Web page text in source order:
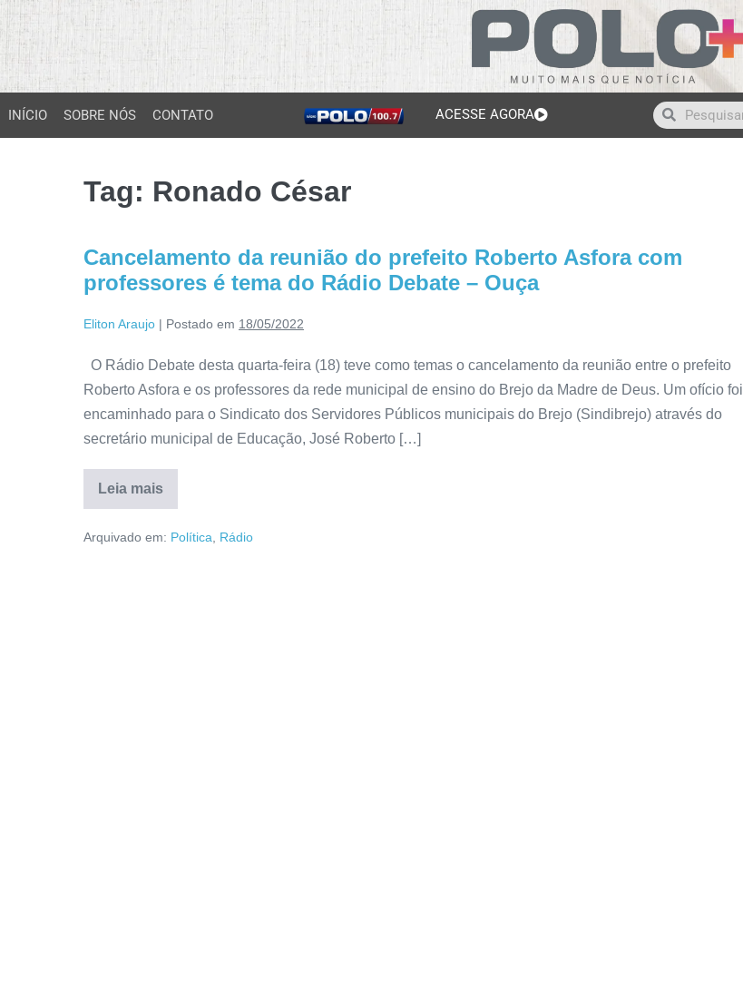
INÍCIO SOBRE NÓS CONTATO ACESSE AGORA
Tag: Ronado César
Cancelamento da reunião do prefeito Roberto Asfora com
professores é tema do Rádio Debate – Ouça
Eliton Araujo | Postado em 18/05/2022
O Rádio Debate desta quarta-feira (18) teve como temas o cancelamento da reunião entre o prefeito
Roberto Asfora e os professores da rede municipal de ensino do Brejo da Madre de Deus. Um ofício foi
encaminhado para o Sindicato dos Servidores Públicos municipais do Brejo (Sindibrejo) através do
secretário municipal de Educação, José Roberto […]
Leia mais
Arquivado em: Política Rádio